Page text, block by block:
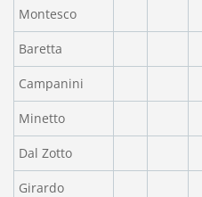
Montesco
Baretta
Campanini
Minetto
Dal Zotto
Girardo